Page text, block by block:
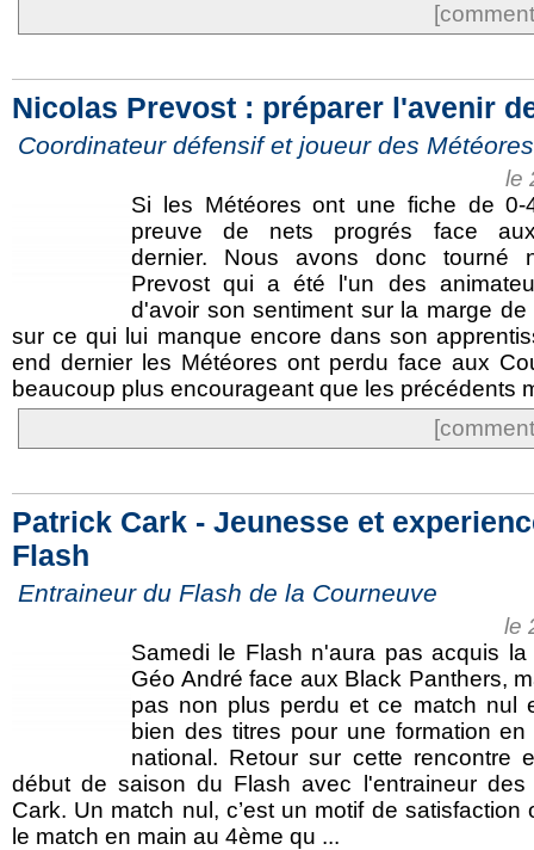
Nicolas Prevost : préparer l'avenir
Coordinateur défensif et joueur des
le
Si les Météores ont une fiche de
preuve de nets progrés face
dernier. Nous avons donc tourné
Prevost qui a été l'un des
d'avoir son sentiment sur la marge
sur ce qui lui manque encore dans son
end dernier les Météores ont perdu face aux
beaucoup plus encourageant que les précédents
Patrick Cark - Jeunesse et
Flash
Entraineur du Flash de la Courneuve
le
Samedi le Flash n'aura pas acquis
Géo André face aux Black Panthers,
pas non plus perdu et ce match nul
bien des titres pour une formation
national. Retour sur cette rencontre
début de saison du Flash avec l'entraineur
Cark. Un match nul, c’est un motif de
le match en main au 4ème qu ...